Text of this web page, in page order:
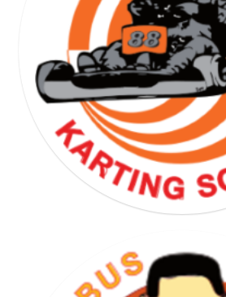
YOGA GYMNASTICS